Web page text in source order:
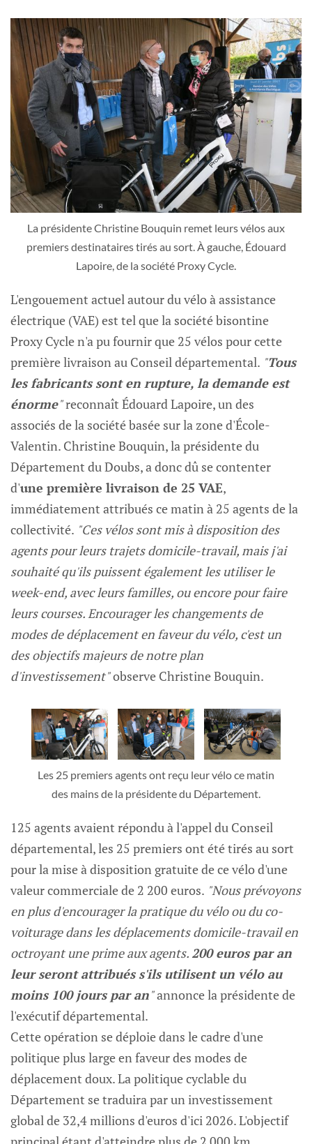
La présidente Christine Bouquin remet leurs vélos aux
premiers destinataires tirés au sort. À gauche, Édouard
Lapoire, de la société Proxy Cycle.
L'engouement actuel autour du vélo à assistance
électrique (VAE) est tel que la société bisontine
Proxy Cycle n'a pu fournir que 25 vélos pour cette
première livraison au Conseil départemental. "Tous
les fabricants sont en rupture, la demande est
énorme"reconnaît Édouard Lapoire, un des
associés de la société basée sur la zone d'École-
Valentin. Christine Bouquin, la présidente du
Département du Doubs, a donc dû se contenter
d'une première livraison de 25 VAE,
immédiatement attribués ce matin à 25 agents de la
collectivité. "Ces vélos sont mis à disposition des
agents pour leurs trajets domicile-travail, mais j'ai
souhaité qu'ils puissent également les utiliser le
week-end, avec leurs familles, ou encore pour faire
leurs courses. Encourager les changements de
modes de déplacement en faveur du vélo, c'est un
des objectifs majeurs de notre plan
d'investissement"observe Christine Bouquin.
Les 25 premiers agents ont reçu leur vélo ce matin
des mains de la présidente du Département.
125 agents avaient répondu à l'appel du Conseil
départemental, les 25 premiers ont été tirés au sort
pour la mise à disposition gratuite de ce vélo d'une
valeur commerciale de 2 200 euros. "Nous prévoyons
en plus d'encourager la pratique du vélo ou du co-
voiturage dans les déplacements domicile-travail en
octroyant une prime aux agents. 200 euros par an
leur seront attribués s'ils utilisent un vélo au
moins 100 jours par an"annonce la présidente de
l'exécutif départemental.
Cette opération se déploie dans le cadre d'une
politique plus large en faveur des modes de
déplacement doux. La politique cyclable du
Département se traduira par un investissement
global de 32,4 millions d'euros d'ici 2026. L'objectif